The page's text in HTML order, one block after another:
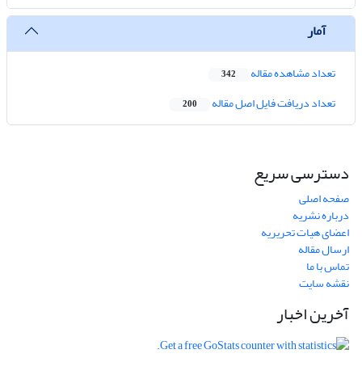
آمار
تعداد مشاهده مقاله 342
تعداد دریافت فایل اصل مقاله 200
دسترسی سریع
صفحه اصلی
درباره نشریه
اعضای هیات تحریریه
ارسال مقاله
تماس با ما
نقشه سایت
آخرین اخبار